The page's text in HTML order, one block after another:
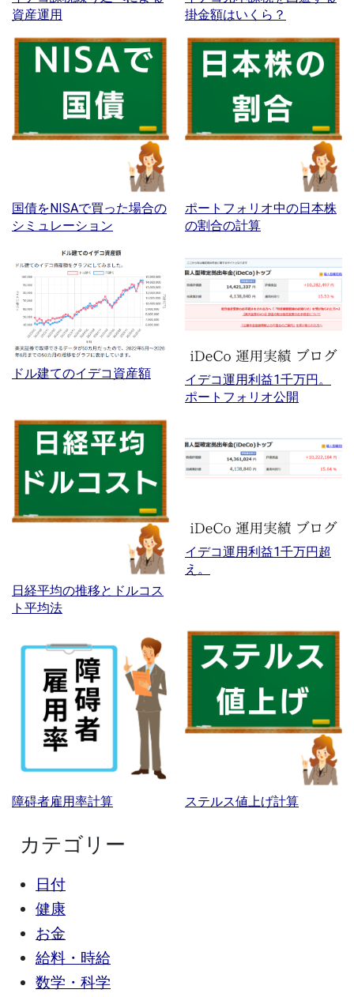
資産運用
掛金額はいくら？
国債をNISAで買った場合の
シミュレーション
ポートフォリオ中の日本株
の割合の計算
ドル建てのイデコ資産額
イデコ運用利益1千万円。
ポートフォリオ公開
日経平均の推移とドルコス
ト平均法
イデコ運用利益1千万円超
え。
障碍者雇用率計算 ステルス値上げ計算
カテゴリー
日付
健康
お金
給料・時給
数学・科学